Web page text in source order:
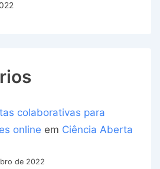
colaborativas para
online em Ciência Aberta
de 2022